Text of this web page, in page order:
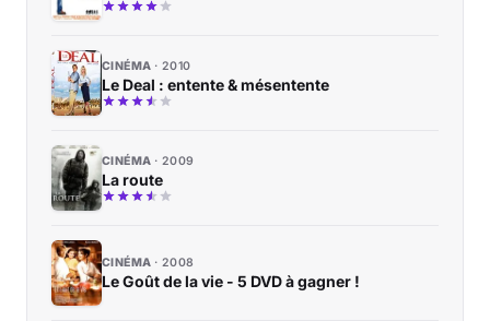
CINÉMA 2010
Le Deal : entente & mésentente
CINÉMA 2009
La route
CINÉMA 2008
Le Goût de la vie - 5 DVD à gagner !